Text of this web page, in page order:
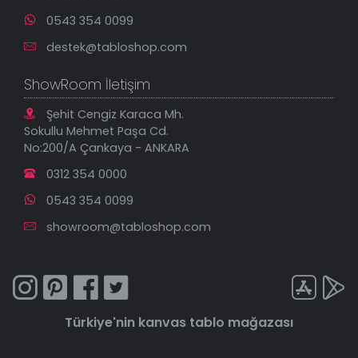
0543 354 0099
destek@tabloshop.com
ShowRoom İletişim
Şehit Cengiz Karaca Mh.
Sokullu Mehmet Paşa Cd.
No:200/A Çankaya - ANKARA
0312 354 0000
0543 354 0099
showroom@tabloshop.com
Türkiye'nin kanvas tablo mağazası